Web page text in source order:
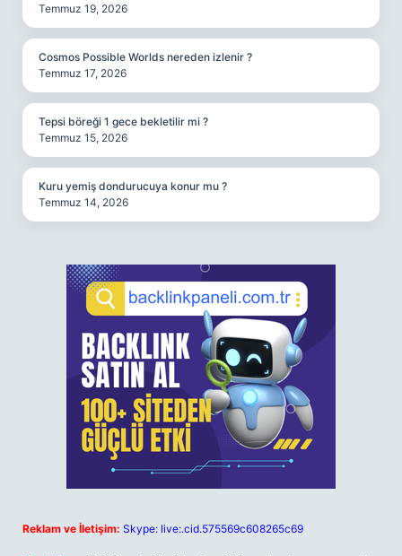
Temmuz 19, 2026
Cosmos Possible Worlds nereden izlenir ?
Temmuz 17, 2026
Tepsi böreği 1 gece bekletilir mi ?
Temmuz 15, 2026
Kuru yemiş dondurucuya konur mu ?
Temmuz 14, 2026
Reklam ve İletişim: Skype: live:.cid.575569c608265c69